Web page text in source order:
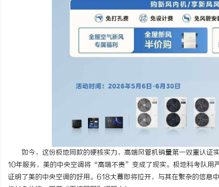
如今，这份极地同款的硬核实力，高端风管机销量第一双重认
10年服务，美的中央空调将“高端不贵”变成了现实。极地科考队用
证明了美的中央空调的好用。618大幕即将拉开，与其在繁杂的信息